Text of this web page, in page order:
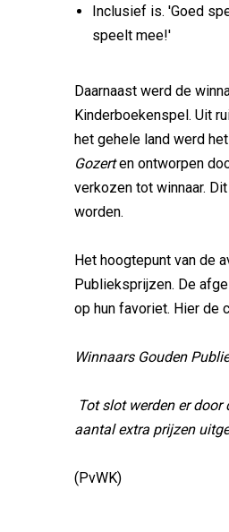
Inclusief is. 'Goed
speelt mee!'
Daarnaast werd de
Kinderboekenspel. Uit
het gehele land werd
Gozerten ontworpen
verkozen tot winnaar.
worden.
Het hoogtepunt van de
Publieksprijzen. De
op hun favoriet. Hier de
Winnaars Gouden
Tot slot werden er door
aantal extra prijzen
(PvWK)